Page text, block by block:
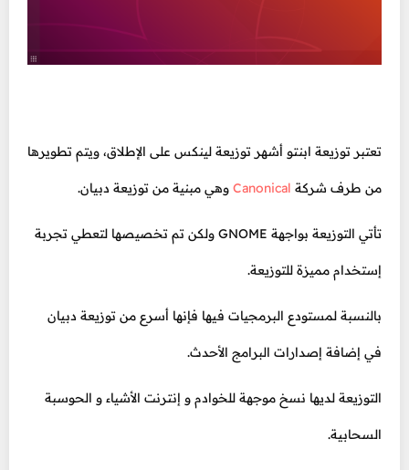
تعتبر توزيعة ابنتو أشهر توزيعة لينكس على الإطلاق، ويتم تطويرها
من طرف شركة Canonical وهي مبنية من توزيعة دبيان.
تأتي التوزيعة بواجهة GNOME ولكن تم تخصيصها لتعطي تجربة
إستخدام مميزة للتوزيعة.
بالنسبة لمستودع البرمجيات فيها فإنها أسرع من توزيعة دبيان
في إضافة إصدارات البرامج الأحدث.
التوزيعة لديها نسخ موجهة للخوادم و إنترنت الأشياء و الحوسبة
السحابية.